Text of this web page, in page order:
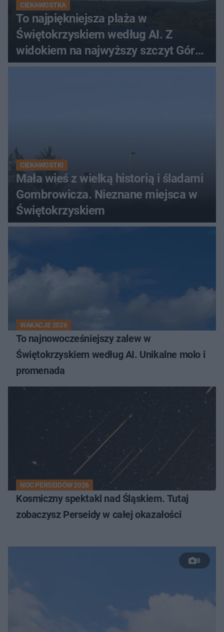
CIEKAWOSTKA
To najpiękniejsza plaża w
Świętokrzyskiem według AI. Z
widokiem na najwyższy szczyt Gór
Świętokrzyskich
CIEKAWOSTKI
Mała wieś z wielką historią i śladami
Gombrowicza. Nieznane miejsca w
Świętokrzyskiem
WAKACJE 2026
To najnowocześniejszy zalew w
Świętokrzyskiem według AI. Unikalne molo i
promenada
NOC PERSEIDÓW 2026
Kosmiczny spektakl nad Śląskiem. Tutaj
zobaczysz Perseidy w całej okazałości
8